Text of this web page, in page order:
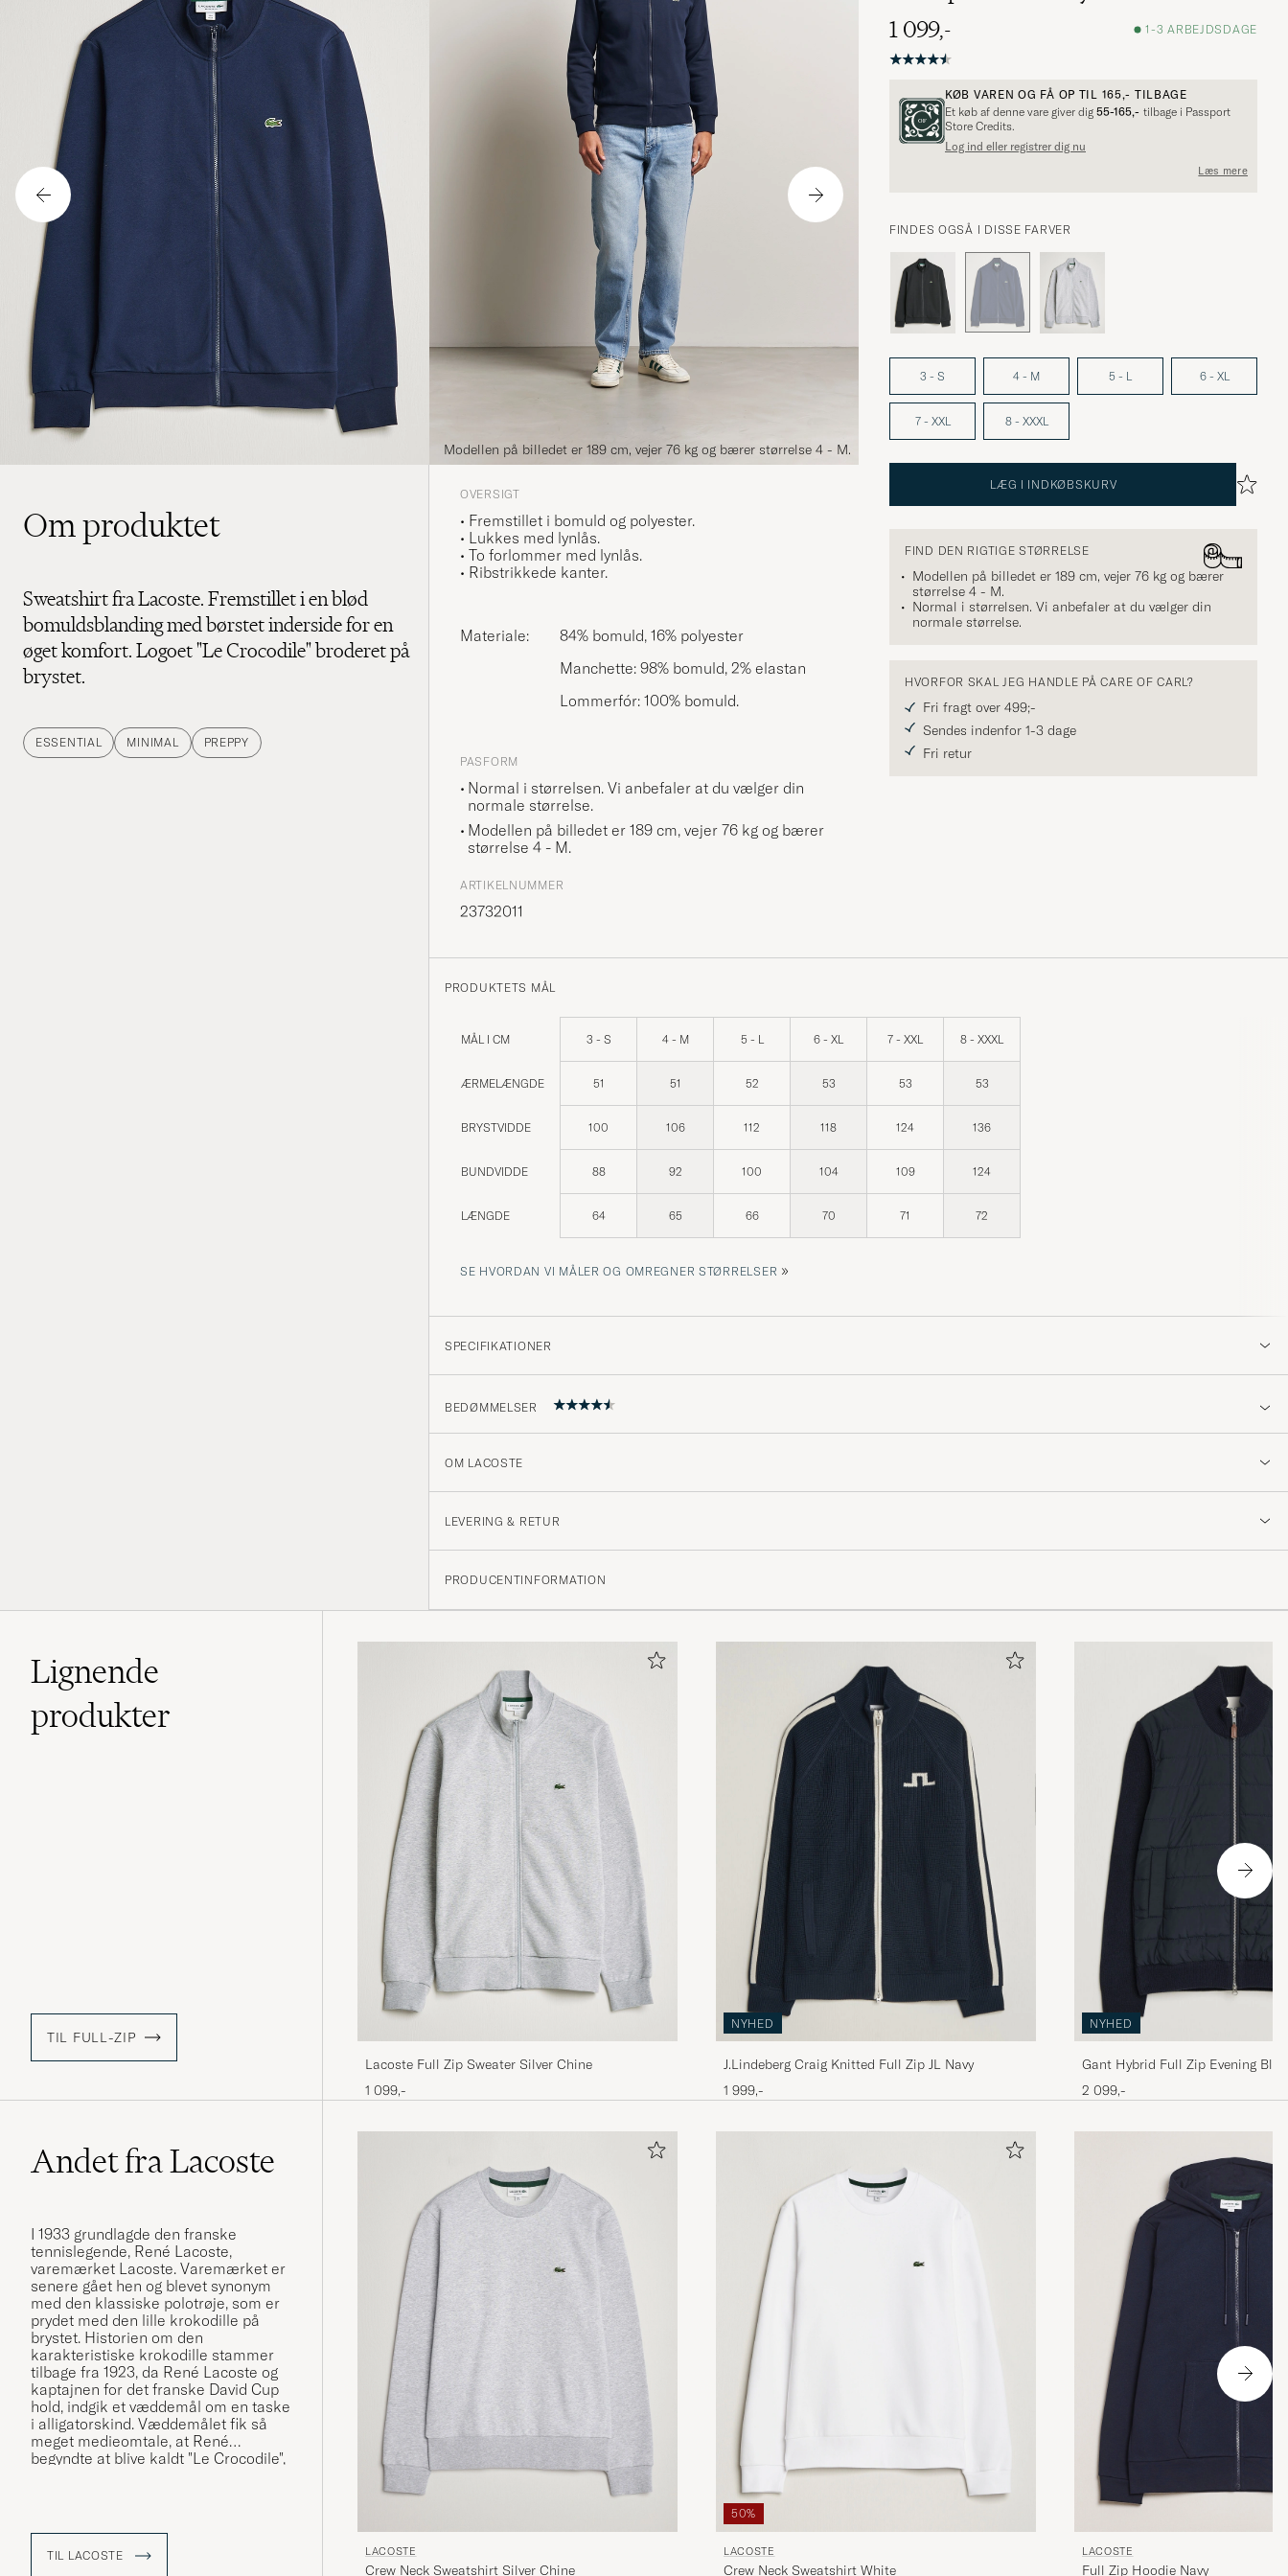
Modellen på billedet er 189 cm, vejer 76 kg og bærer størrelse 4 - M.
1 099,-
1-3 ARBEJDSDAGE
KØB VAREN OG FÅ OP TIL 165,- TILBAGE
Et køb af denne vare giver dig 55-165,- tilbage i Passport
Store Credits.
Log ind eller registrer dig nu
Læs mere
FINDES OGSÅ I DISSE FARVER
3 - S 4 - M 5 - L 6 - XL
7 - XXL 8 - XXXL
LÆG I INDKØBSKURV
FIND DEN RIGTIGE STØRRELSE
Modellen på billedet er 189 cm, vejer 76 kg og bærer
størrelse 4 - M.
Normal i størrelsen. Vi anbefaler at du vælger din
normale størrelse.
HVORFOR SKAL JEG HANDLE PÅ CARE OF CARL?
Fri fragt over 499;-
Sendes indenfor 1-3 dage
Fri retur
Om produktet
Sweatshirt fra Lacoste. Fremstillet i en blød
bomuldsblanding med børstet inderside for en
øget komfort. Logoet "Le Crocodile" broderet på
brystet.
ESSENTIAL MINIMAL PREPPY
OVERSIGT
• Fremstillet i bomuld og polyester.
• Lukkes med lynlås.
• To forlommer med lynlås.
• Ribstrikkede kanter.
Materiale:
84% bomuld, 16% polyester
Manchette: 98% bomuld, 2% elastan
Lommerfór: 100% bomuld.
PASFORM
Normal i størrelsen. Vi anbefaler at du vælger din
normale størrelse.
Modellen på billedet er 189 cm, vejer 76 kg og bærer
størrelse 4 - M.
ARTIKELNUMMER
23732011
PRODUKTETS MÅL
MÅL I CM 3 - S 4 - M 5 - L 6 - XL 7 - XXL 8 - XXXL
ÆRMELÆNGDE 51 51 52 53 53 53
BRYSTVIDDE 100 106 112 118 124 136
BUNDVIDDE 88 92 100 104 109 124
LÆNGDE 64 65 66 70 71 72
SE HVORDAN VI MÅLER OG OMREGNER STØRRELSER »
SPECIFIKATIONER
BEDØMMELSER
4.7
(4)
OM LACOSTE
LEVERING & RETUR
PRODUCENTINFORMATION
Lignende
produkter
TIL FULL-ZIP
Lacoste Full Zip Sweater Silver Chine
1 099,-
NYHED
J.Lindeberg Craig Knitted Full Zip JL Navy
1 999,-
NYHED
Gant Hybrid Full Zip Evening Blue
2 099,-
Andet fra Lacoste
I 1933 grundlagde den franske
tennislegende, René Lacoste,
varemærket Lacoste. Varemærket er
senere gået hen og blevet synonym
med den klassiske polotrøje, som er
prydet med den lille krokodille på
brystet. Historien om den
karakteristiske krokodille stammer
tilbage fra 1923, da René Lacoste og
kaptajnen for det franske David Cup
hold, indgik et væddemål om en taske
i alligatorskind. Væddemålet fik så
meget medieomtale, at René
begyndte at blive kaldt "Le Crocodile",
karakteristiske polotrøjer, at logoet
TIL LACOSTE LACOSTE
Crew Neck Sweatshirt Silver Chine
50%
LACOSTE
Crew Neck Sweatshirt White
LACOSTE
Full Zip Hoodie Navy